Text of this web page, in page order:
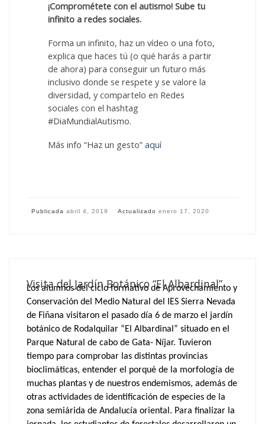
¡Comprométete con el autismo! Sube tu
infinito a redes sociales.
Forma un infinito, haz un vídeo o una foto,
explica que haces tú (o qué harás a partir
de ahora) para conseguir un futuro más
inclusivo donde se respete y se valore la
diversidad, y compartelo en Redes
sociales con el hashtag
#DiaMundialAutismo.
Más info “Haz un gesto”aquí
Publicadaabril 4, 2019 Actualizadoenero 17, 2020
Visita del Jardín Botánico “El Albardinal”
Los alumnos del ciclo formativo de Aprovechamiento y
Conservación del Medio Natural del IES Sierra Nevada
de Fiñana visitaron el pasado día 6 de marzo el jardín
botánico de Rodalquilar “El Albardinal” situado en el
Parque Natural de cabo de Gata- Níjar. Tuvieron
tiempo para comprobar las distintas provincias
bioclimáticas, entender el porqué de la morfología de
muchas plantas y de nuestros endemismos, además de
otras actividades de identificación de especies de la
zona semiárida de Andalucía oriental. Para finalizar la